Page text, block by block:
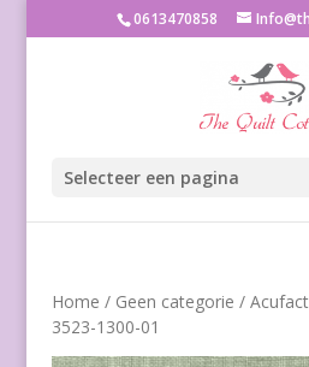
0613470858
Selecteer een pagina
Home / Geen categorie /
3523-1300-01